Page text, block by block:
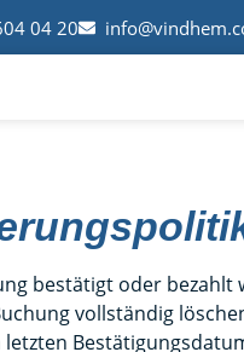
04 20
bestätigt oder bezahlt
vollständig